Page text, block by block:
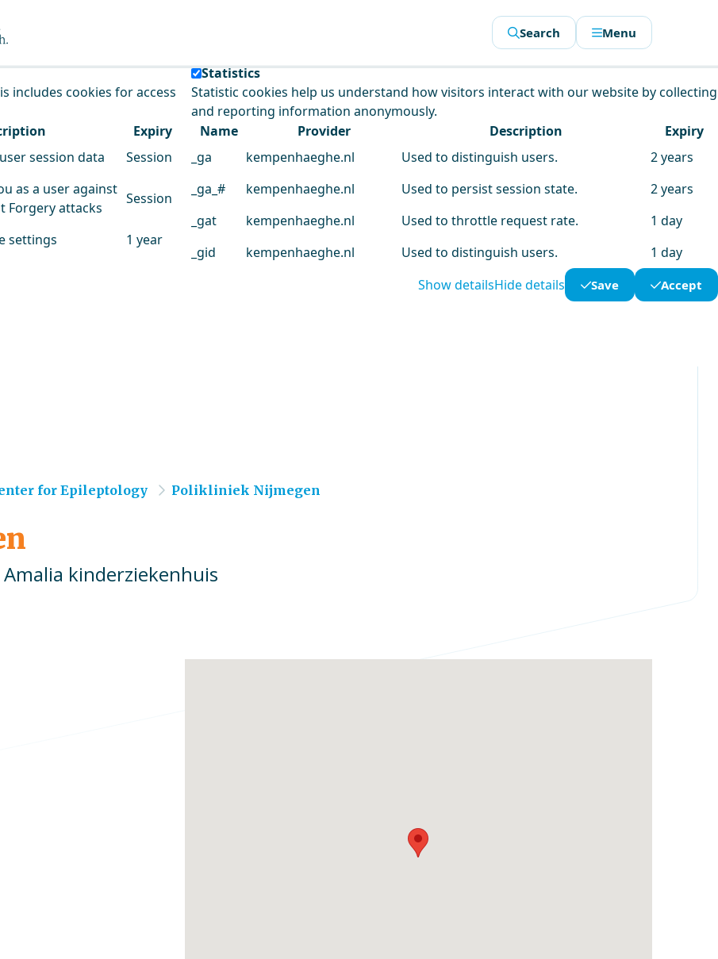
our service.
includes cookies for access
Expiry
session data Session
as a user against
Forgery attacks
Session
settings 1 year
Statistics
Statistic cookies help us understand how visitors interact with our website by collecting
and reporting information anonymously.
Name
Provider Description
Expiry
_ga
kempenhaeghe.nl Used to distinguish users.
2 years
_ga_#
kempenhaeghe.nl Used to persist session state.
2 years
_gat
kempenhaeghe.nl Used to throttle request rate.
1 day
_gid
kempenhaeghe.nl Used to distinguish users.
1 day
Show detailsHide details Save Accept
Search Menu
for Epileptology Polikliniek Nijmegen
kinderziekenhuis